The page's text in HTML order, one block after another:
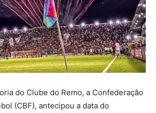
do Clube do Remo, a Confederação
(CBF), antecipou a data do